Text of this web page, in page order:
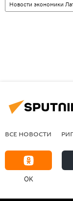
Новости экономики
ВСЕ НОВОСТИ
OK